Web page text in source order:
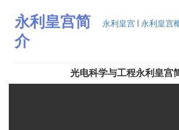
永利皇宫 永利皇宫
永利皇宫简
介
光电科学与工程永利皇宫